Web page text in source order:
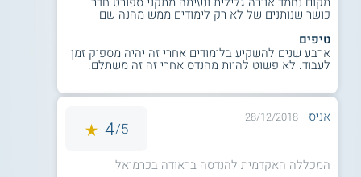
כושר שנותנים של לא רק לימודים ממש מהנה שם
טיפים
ארבע שנים להשקיע בלימודים אחרי זה יהיה מספיק זמן
לעבוד. לא פשוט להיות מהנדס אחרי זה זה משתלם.
אניס 28/12/2018
5/
4
המכללה האקדמית להנדסה בראודה בכרמיאל